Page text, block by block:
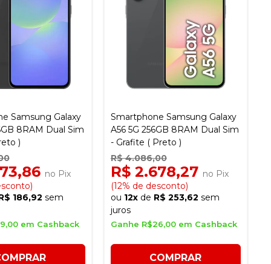
Samsung Galaxy
8RAM Dual Sim
)
no Pix
186,92 sem
em Cashback
Smartphone Samsung Galaxy
A56 5G 256GB 8RAM Dual Sim
- Grafite ( Preto )
R$ 4.086,00
R$ 2.678,27 no Pix
(12% de desconto)
ou 12xde R$ 253,62 sem
juros
Ganhe R$26,00 em Cashback
COMPRAR